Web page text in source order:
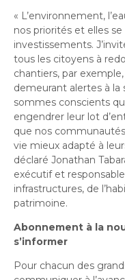
« L’environnement,
nos priorités et elles
investissements.
tous les citoyens à
chantiers, par
demeurant alertes à la
sommes conscients
engendrer leur lot
que nos
vie mieux adapté à
déclaré Jonathan
exécutif et
infrastructures, de
patrimoine.
Abonnement à la
s’informer
Pour chacun des